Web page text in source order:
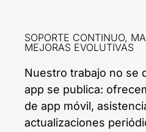
SOPORTE CONTINUO,
MEJORAS EVOLUTIVAS
Nuestro trabajo no se
app se publica:
de app móvil,
actualizaciones